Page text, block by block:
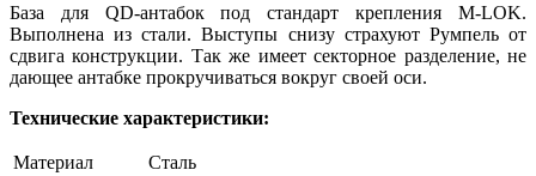
База для QD-антабок под стандарт крепления M-LOK.
Выполнена из стали. Выступы снизу страхуют Румпель от
сдвига конструкции. Так же имеет секторное разделение, не
дающее антабке прокручиваться вокруг своей оси.
Технические характеристики:
Материал
Сталь